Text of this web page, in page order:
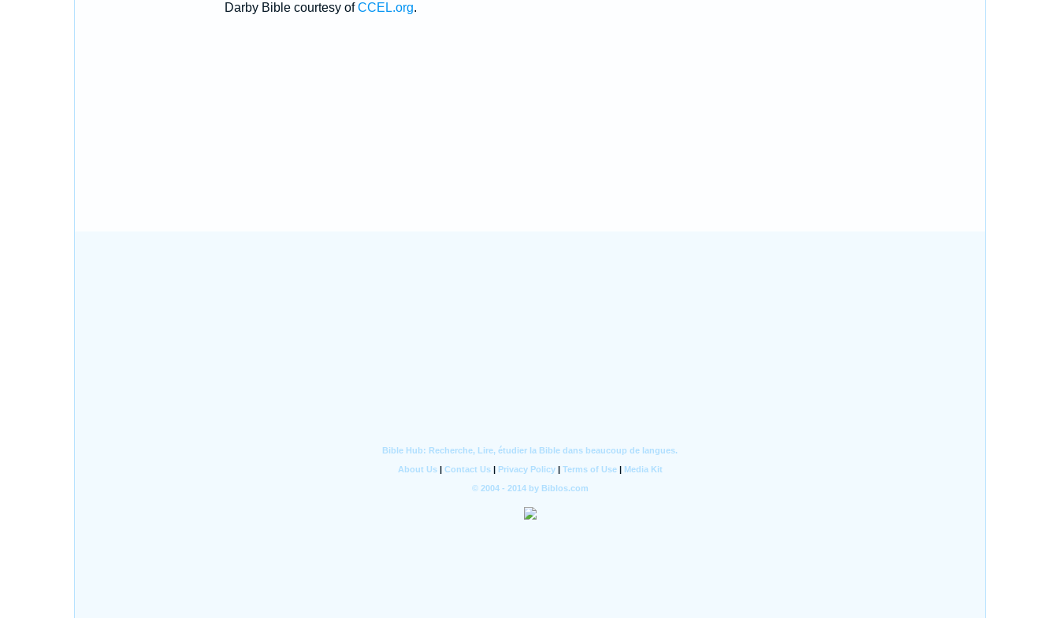
Darby Bible courtesy ofCCEL.org.